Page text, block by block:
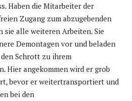
Haben die Mitarbeiter der
Zugang zum abzugebenden
sie alle weiteren Arbeiten. Sie
Demontagen vor und beladen
Schrott zu ihrem
Hier angekommen wird er grob
bevor er weitertransportiert und
bei den